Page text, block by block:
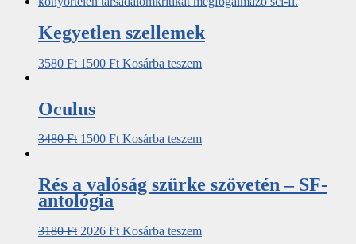
Kegyetlen szellemek
3580Ft 1500 Ft Kosárba teszem
Oculus
3480Ft 1500 Ft Kosárba teszem
Rés a valóság szürke szövetén – SF-
antológia
3180Ft 2026 Ft Kosárba teszem